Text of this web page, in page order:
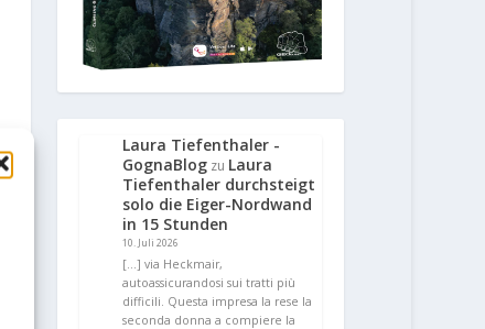
Laura Tiefenthaler -
GognaBlog zu Laura
Tiefenthaler durchsteigt
solo die Eiger-Nordwand
in 15 Stunden
10. Juli 2026
[…] via Heckmair,
autoassicurandosi sui tratti più
difficili. Questa impresa la rese la
seconda donna a compiere la